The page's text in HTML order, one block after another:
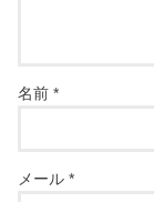
名前*
メール*